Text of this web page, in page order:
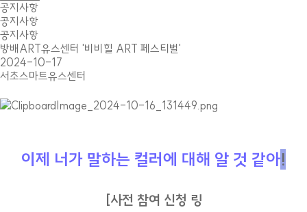
공지사항
공지사항
공지사항
방배ART유스센터 '비비힐 ART 페스티벌'
2024-10-17
서초스마트유스센터
이제 너가 말하는 컬러에 대해 알 것 같아!
[사전 참여 신청 링